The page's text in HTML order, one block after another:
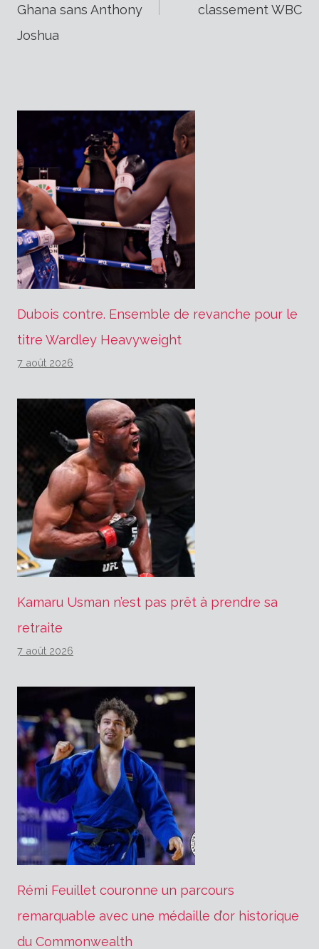
Ghana sans Anthony
Joshua
classement WBC
Dubois contre. Ensemble de revanche pour le
titre Wardley Heavyweight
7 août 2026
Kamaru Usman n’est pas prêt à prendre sa
retraite
7 août 2026
Rémi Feuillet couronne un parcours
remarquable avec une médaille d’or historique
du Commonwealth